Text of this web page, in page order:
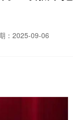
：2025-09-06